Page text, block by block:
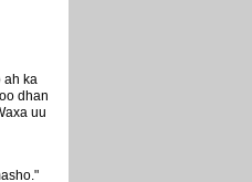
ah ka
dhan
uu